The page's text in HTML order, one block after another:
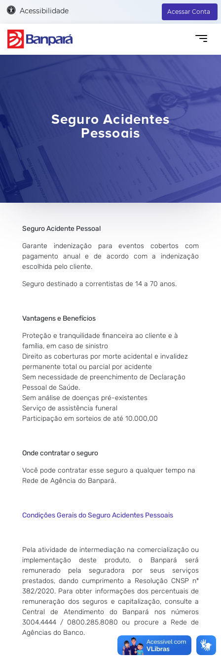
Acessibilidade Acessar Conta
Seguro Acidentes
Pessoais
Seguro Acidente Pessoal
Garante indenização para eventos cobertos com
pagamento anual e de acordo com a indenização
escolhida pelo cliente.
Seguro destinado a correntistas de 14 a 70 anos.
Vantagens e Benefícios
Proteção e tranquilidade financeira ao cliente e à
família, em caso de sinistro
Direito as coberturas por morte acidental e invalidez
permanente total ou parcial por acidente
Sem necessidade de preenchimento de Declaração
Pessoal de Saúde.
Sem análise de doenças pré-existentes
Serviço de assistência funeral
Participação em sorteios de até 10.000,00
Onde contratar o seguro
Você pode contratar esse seguro a qualquer tempo na
Rede de Agência do Banpará.
Condições Gerais do Seguro Acidentes Pessoais
Pela atividade de intermediação na comercialização ou
implementação deste produto, o Banpará será
remunerado pela seguradora por seus serviços
prestados, dando cumprimento a Resolução CNSP nº
382/2020. Para obter informações dos percentuais de
remuneração dos seguros e capitalização, consulte a
Central de Atendimento do Banpará nos números
3004.4444 / 0800.285.8080 ou procure a Rede de
Agências do Banco.